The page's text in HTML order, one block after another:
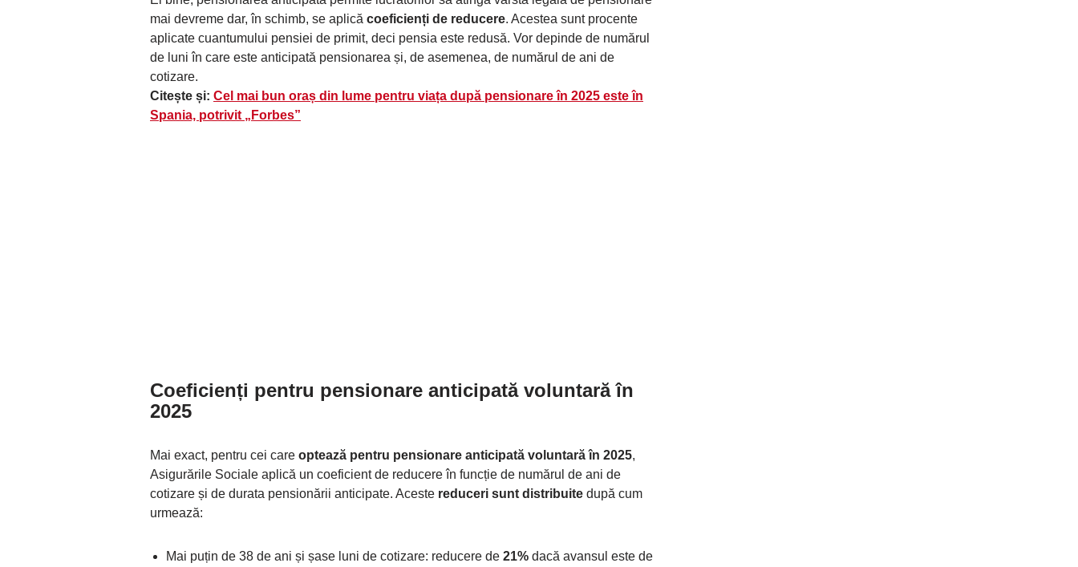
mai devreme dar, în schimb, se aplică coeficienți de reducere. Acestea sunt procente
aplicate cuantumului pensiei de primit, deci pensia este redusă. Vor depinde de numărul
de luni în care este anticipată pensionarea și, de asemenea, de numărul de ani de
cotizare.
Citește și: Cel mai bun oraș din lume pentru viața după pensionare în 2025 este în
Spania, potrivit „Forbes”
Coeficienți pentru pensionare anticipată voluntară în
2025
Mai exact, pentru cei care optează pentru pensionare anticipată voluntară în 2025,
Asigurările Sociale aplică un coeficient de reducere în funcție de numărul de ani de
cotizare și de durata pensionării anticipate. Aceste reduceri sunt distribuite după cum
urmează:
Mai puțin de 38 de ani și șase luni de cotizare: reducere de 21% dacă avansul este de